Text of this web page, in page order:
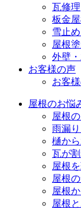
瓦修理
板金
雪止
屋根
外壁
お客様の声
お客
屋根のお悩
屋根
雨漏
樋か
瓦が
屋根
屋根
屋根
屋根